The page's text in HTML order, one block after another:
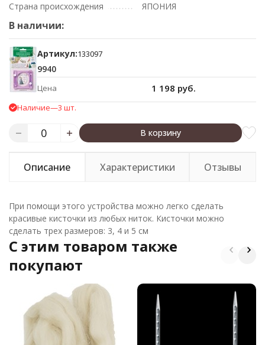
Страна происхождения
ЯПОНИЯ
В наличии:
Артикул:133097
9940
Цена 1 198 руб.
Наличие—3 шт.
В корзину
Описание Характеристики Отзывы
При помощи этого устройства можно легко сделать
красивые кисточки из любых ниток. Кисточки можно
сделать трех размеров: 3, 4 и 5 см
C этим товаром также
покупают